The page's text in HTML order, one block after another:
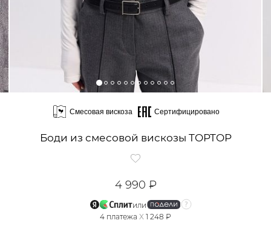
Смесовая вискоза Сертифицировано
Боди из смесовой вискозы TOPTOP
4 990 ₽
или
4 платежа X 1 248 ₽